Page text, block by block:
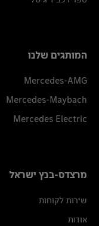
המותגים שלנו
Mercedes-AMG
Mercedes-Maybach
Mercedes Electric
מרצדס-בנץ ישראל
שירות לקוחות
אודות